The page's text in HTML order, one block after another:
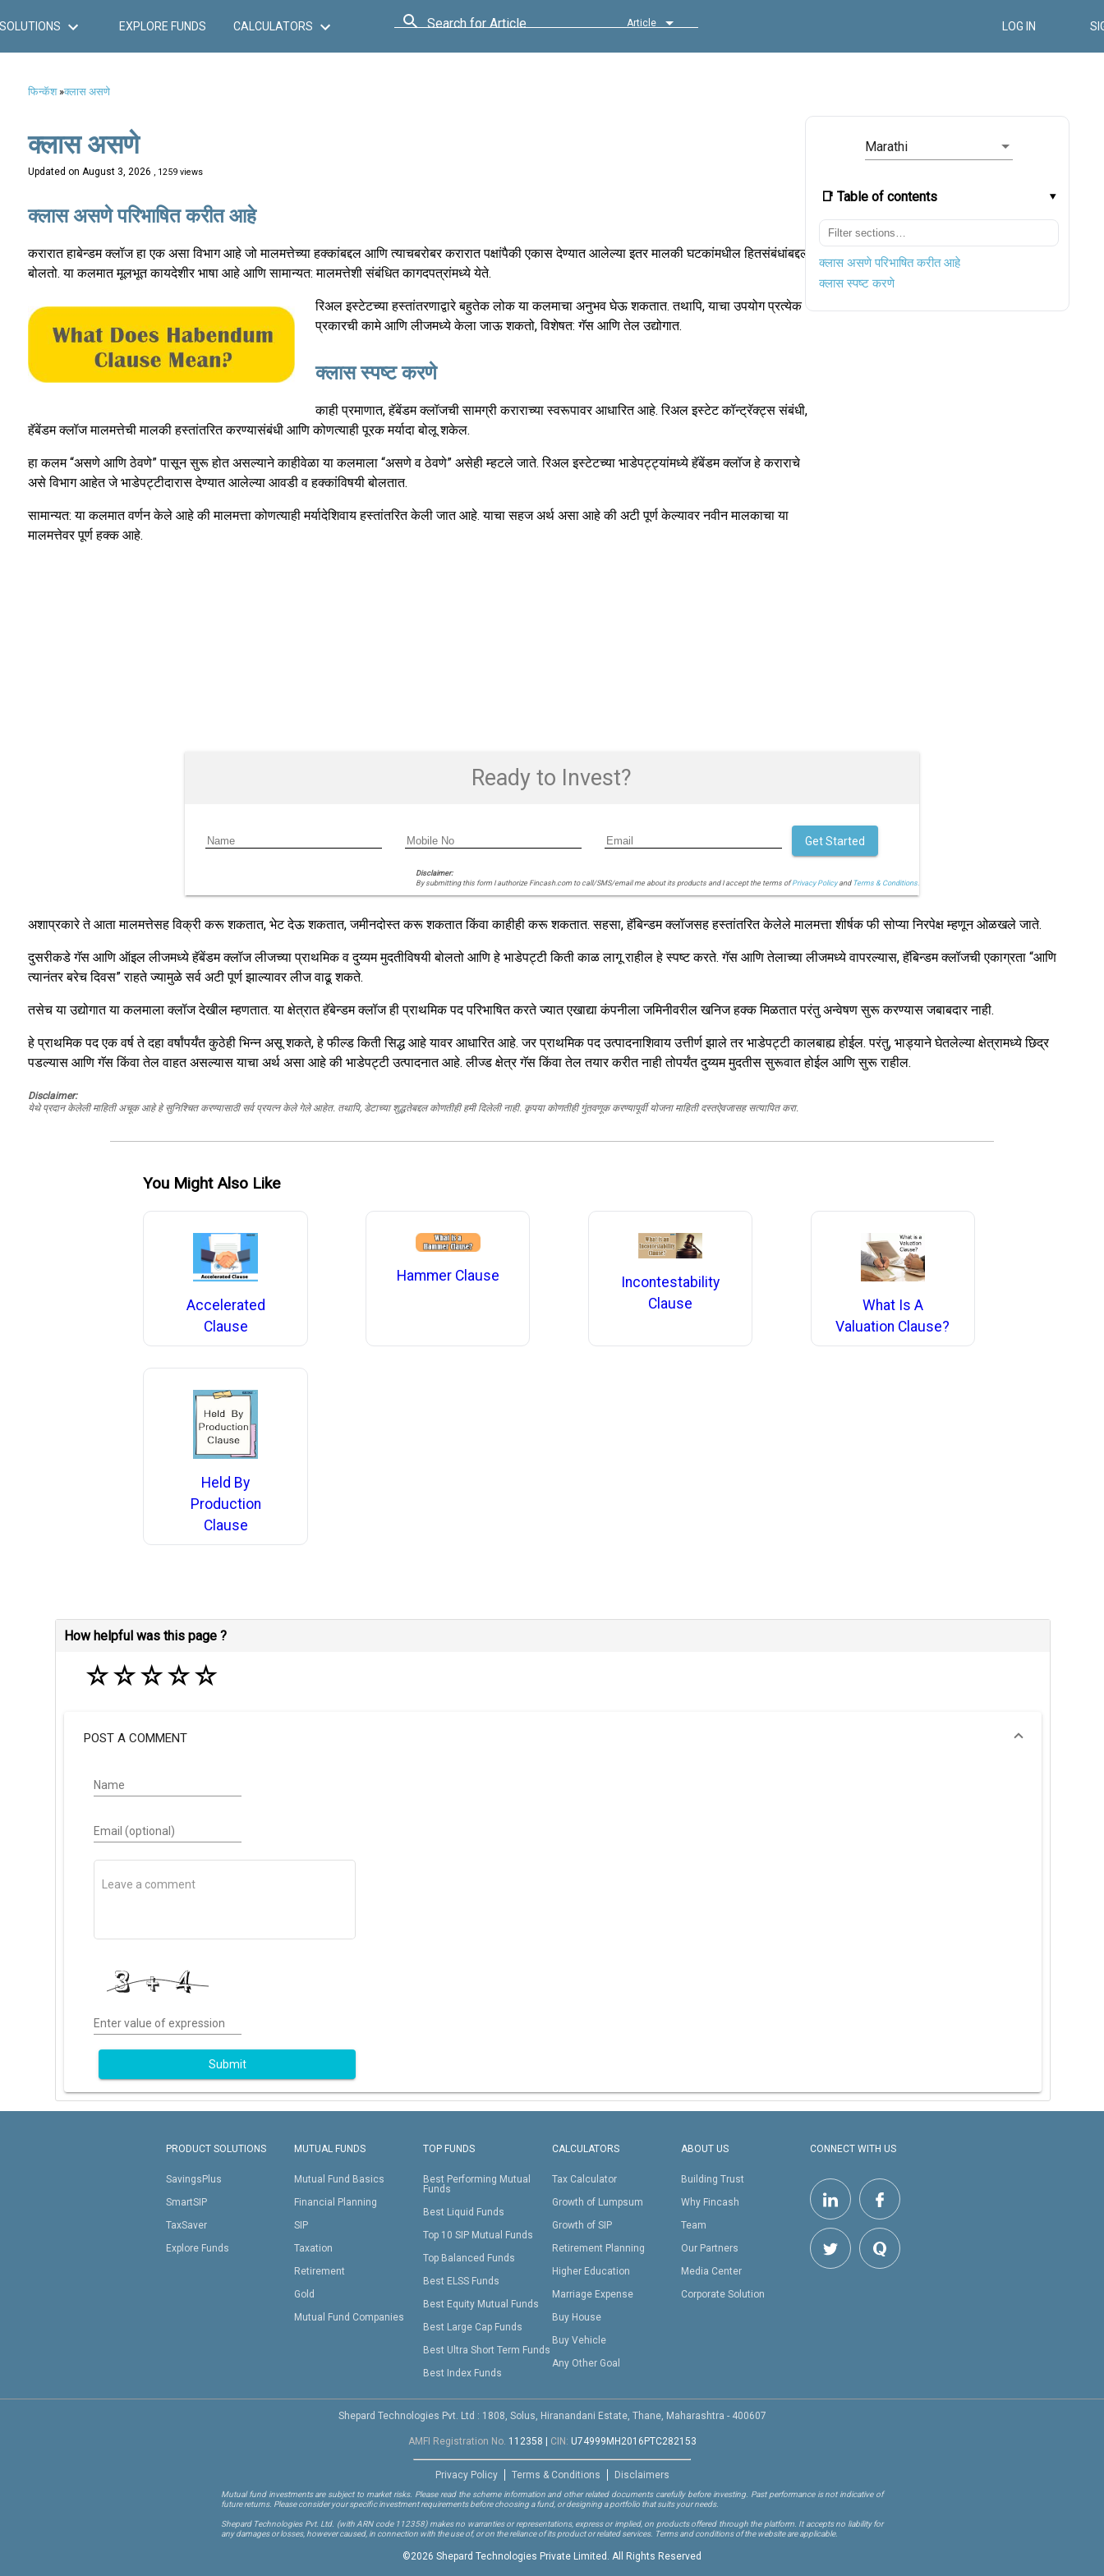
SOLUTIONS EXPLORE FUNDS CALCULATORS Search for Article Article LOG IN
फिन्कॅश»क्लास असणे
Marathi
📑 Table of contents
क्लास असणे परिभाषित करीत आहे
क्लास स्पष्ट करणे
क्लास असणे
Updated on August 3, 2026 , 1259 views
क्लास असणे परिभाषित करीत आहे
करारात हाबेन्डम क्लॉज हा एक असा विभाग आहे जो मालमत्तेच्या हक्कांबद्दल आणि त्याचबरोबर करारात पक्षांपैकी एकास देण्यात आलेल्या इतर मालकी घटकांमधील हितसंबंधांबद्दल
बोलतो. या कलमात मूलभूत कायदेशीर भाषा आहे आणि सामान्यत: मालमत्तेशी संबंधित कागदपत्रांमध्ये येते.
रिअल इस्टेटच्या हस्तांतरणाद्वारे बहुतेक लोक या कलमाचा अनुभव घेऊ शकतात. तथापि, याचा उपयोग प्रत्येक
प्रकारची कामे आणि लीजमध्ये केला जाऊ शकतो, विशेषत: गॅस आणि तेल उद्योगात.
क्लास स्पष्ट करणे
काही प्रमाणात, हॅबेंडम क्लॉजची सामग्री कराराच्या स्वरूपावर आधारित आहे. रिअल इस्टेट कॉन्ट्रॅक्ट्स संबंधी,
हॅबेंडम क्लॉज मालमत्तेची मालकी हस्तांतरित करण्यासंबंधी आणि कोणत्याही पूरक मर्यादा बोलू शकेल.
हा कलम “असणे आणि ठेवणे” पासून सुरू होत असल्याने काहीवेळा या कलमाला “असणे व ठेवणे” असेही म्हटले जाते. रिअल इस्टेटच्या भाडेपट्ट्यांमध्ये हॅबेंडम क्लॉज हे कराराचे
असे विभाग आहेत जे भाडेपट्टीदारास देण्यात आलेल्या आवडी व हक्कांविषयी बोलतात.
सामान्यत: या कलमात वर्णन केले आहे की मालमत्ता कोणत्याही मर्यादेशिवाय हस्तांतरित केली जात आहे. याचा सहज अर्थ असा आहे की अटी पूर्ण केल्यावर नवीन मालकाचा या
मालमत्तेवर पूर्ण हक्क आहे.
Ready to Invest?
Disclaimer:
By submitting this form I authorize Fincash.com to call/SMS/email me about its products and I accept the terms ofPrivacy Policyand Terms & Conditions.
Get Started
अशाप्रकारे ते आता मालमत्तेसह विक्री करू शकतात, भेट देऊ शकतात, जमीनदोस्त करू शकतात किंवा काहीही करू शकतात. सहसा, हॅबिन्डम क्लॉजसह हस्तांतरित केलेले मालमत्ता शीर्षक फी सोप्या निरपेक्ष म्हणून ओळखले जाते.
दुसरीकडे गॅस आणि ऑइल लीजमध्ये हॅबेंडम क्लॉज लीजच्या प्राथमिक व दुय्यम मुदतीविषयी बोलतो आणि हे भाडेपट्टी किती काळ लागू राहील हे स्पष्ट करते. गॅस आणि तेलाच्या लीजमध्ये वापरल्यास, हॅबिन्डम क्लॉजची एकाग्रता “आणि
त्यानंतर बरेच दिवस” राहते ज्यामुळे सर्व अटी पूर्ण झाल्यावर लीज वाढू शकते.
तसेच या उद्योगात या कलमाला क्लॉज देखील म्हणतात. या क्षेत्रात हॅबेन्डम क्लॉज ही प्राथमिक पद परिभाषित करते ज्यात एखाद्या कंपनीला जमिनीवरील खनिज हक्क मिळतात परंतु अन्वेषण सुरू करण्यास जबाबदार नाही.
हे प्राथमिक पद एक वर्ष ते दहा वर्षांपर्यंत कुठेही भिन्न असू शकते, हे फील्ड किती सिद्ध आहे यावर आधारित आहे. जर प्राथमिक पद उत्पादनाशिवाय उत्तीर्ण झाले तर भाडेपट्टी कालबाह्य होईल. परंतु, भाड्याने घेतलेल्या क्षेत्रामध्ये छिद्र
पडल्यास आणि गॅस किंवा तेल वाहत असल्यास याचा अर्थ असा आहे की भाडेपट्टी उत्पादनात आहे. लीज्ड क्षेत्र गॅस किंवा तेल तयार करीत नाही तोपर्यंत दुय्यम मुदतीस सुरूवात होईल आणि सुरू राहील.
Disclaimer:
येथे प्रदान केलेली माहिती अचूक आहे हे सुनिश्चित करण्यासाठी सर्व प्रयत्न केले गेले आहेत. तथापि, डेटाच्या शुद्धतेबद्दल कोणतीही हमी दिलेली नाही. कृपया कोणतीही गुंतवणूक करण्यापूर्वी योजना माहिती दस्तऐवजासह सत्यापित करा.
You Might Also Like
Accelerated
Clause
Hammer Clause
Incontestability
Clause
What Is A
Valuation Clause?
Held By
Production
Clause
How helpful was this page ?
☆☆☆☆☆
POST A COMMENT
Name
Email (optional)
Enter value of expression
Submit
PRODUCT SOLUTIONS
SavingsPlus
SmartSIP
TaxSaver
Explore Funds
MUTUAL FUNDS
Mutual Fund Basics
Financial Planning
SIP
Taxation
Retirement
Gold
Mutual Fund Companies
TOP FUNDS
Best Performing Mutual
Funds
Best Liquid Funds
Top 10 SIP Mutual Funds
Top Balanced Funds
Best ELSS Funds
Best Equity Mutual Funds
Best Large Cap Funds
Best Ultra Short Term Funds
Best Index Funds
CALCULATORS
Tax Calculator
Growth of Lumpsum
Growth of SIP
Retirement Planning
Higher Education
Marriage Expense
Buy House
Buy Vehicle
Any Other Goal
ABOUT US
Building Trust
Why Fincash
Team
Our Partners
Media Center
Corporate Solution
CONNECT WITH US
Shepard Technologies Pvt. Ltd : 1808, Solus, Hiranandani Estate, Thane, Maharashtra - 400607
AMFI Registration No. 112358 | CIN: U74999MH2016PTC282153
Privacy Policy Terms & Conditions Disclaimers
Mutual fund investments are subject to market risks. Please read the scheme information and other related documents carefully before investing. Past performance is not indicative of
future returns. Please consider your specific investment requirements before choosing a fund, or designing a portfolio that suits your needs.
Shepard Technologies Pvt. Ltd. (with ARN code 112358)makes no warranties or representations, express or implied, on products offered through the platform. It accepts no liability for
any damages or losses, however caused, in connection with the use of, or on the reliance of its product or related services. Terms and conditions of the website are applicable.
©2026 Shepard Technologies Private Limited. All Rights Reserved